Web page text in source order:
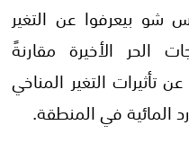
شو بيعرفوا عن التغير
الحر الأخيرة مقارنةً
تأثيرات التغير المناخي
المائية في المنطقة.